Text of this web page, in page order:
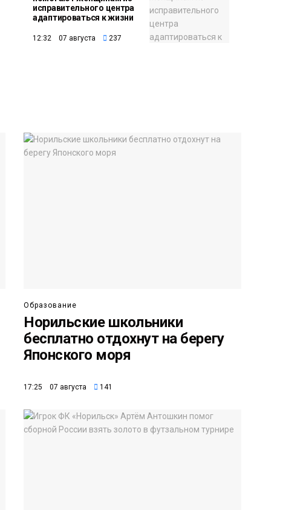
исправительного центра
адаптироваться к жизни
12:32 07 августа 237
Образование
Норильские школьники
бесплатно отдохнут на берегу
Японского моря
17:25 07 августа 141